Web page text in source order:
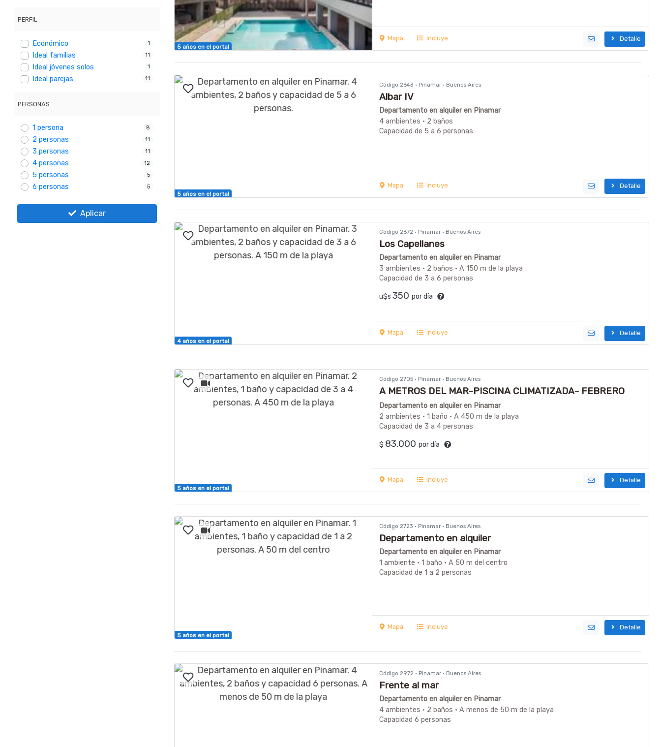
PERFIL
Económico 1
Ideal familias 11
Ideal jóvenes solos 1
Ideal parejas 11
PERSONAS
1 persona 8
2 personas 11
3 personas 11
4 personas 12
5 personas 5
6 personas 5
Aplicar
5 años en el portal
Mapa Incluye Detalle
5 años en el portal
Código 2643 · Pinamar · Buenos Aires
Albar IV
Departamento en alquiler en Pinamar
4 ambientes · 2 baños
Capacidad de 5 a 6 personas
Mapa Incluye Detalle
4 años en el portal
Código 2672 · Pinamar · Buenos Aires
Los Capellanes
Departamento en alquiler en Pinamar
3 ambientes · 2 baños · A 150 m de la playa
Capacidad de 3 a 6 personas
u$s 350 por día
Mapa Incluye Detalle
5 años en el portal
Código 2705 · Pinamar · Buenos Aires
A METROS DEL MAR-PISCINA CLIMATIZADA- FEBRERO
DISPONIBLE A PARTIR DEL 15/02
Departamento en alquiler en Pinamar
2 ambientes · 1 baño · A 450 m de la playa
Capacidad de 3 a 4 personas
$ 83.000 por día
Mapa Incluye Detalle
5 años en el portal
Código 2723 · Pinamar · Buenos Aires
Departamento en alquiler
Departamento en alquiler en Pinamar
1 ambiente · 1 baño · A 50 m del centro
Capacidad de 1 a 2 personas
Mapa Incluye Detalle
Código 2972 · Pinamar · Buenos Aires
Frente al mar
Departamento en alquiler en Pinamar
4 ambientes · 2 baños · A menos de 50 m de la playa
Capacidad 6 personas